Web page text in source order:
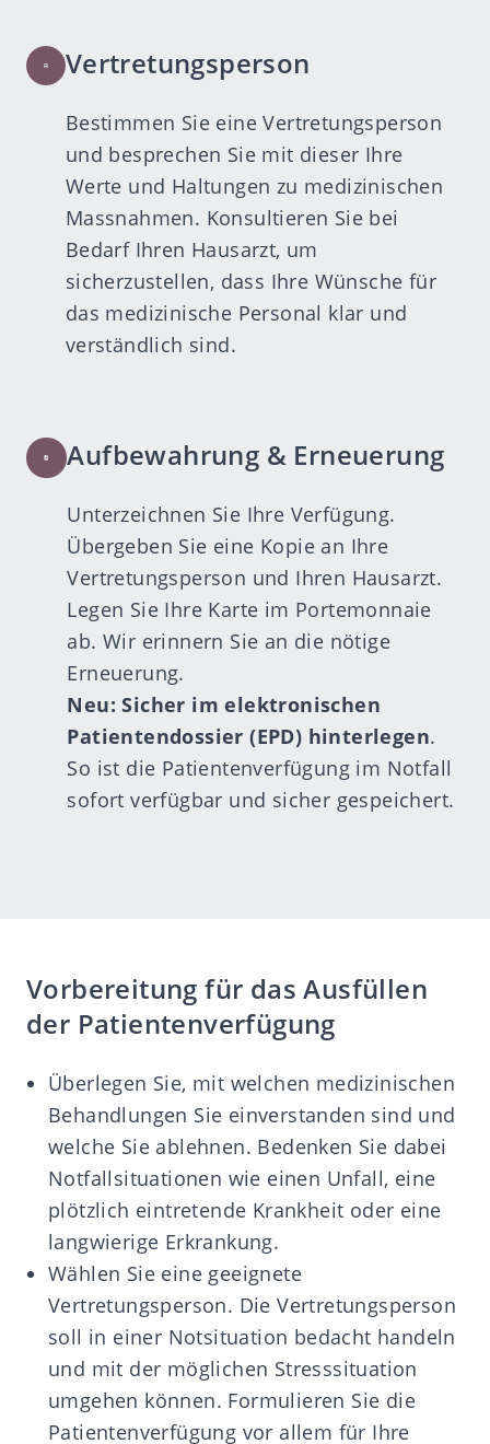
Vertretungsperson
Bestimmen Sie eine Vertretungsperson
und besprechen Sie mit dieser Ihre
Werte und Haltungen zu medizinischen
Massnahmen. Konsultieren Sie bei
Bedarf Ihren Hausarzt, um
sicherzustellen, dass Ihre Wünsche für
das medizinische Personal klar und
verständlich sind.
Aufbewahrung & Erneuerung
Unterzeichnen Sie Ihre Verfügung.
Übergeben Sie eine Kopie an Ihre
Vertretungsperson und Ihren Hausarzt.
Legen Sie Ihre Karte im Portemonnaie
ab. Wir erinnern Sie an die nötige
Erneuerung.
Neu: Sicher imelektronischen
Patientendossier (EPD) hinterlegen.
So ist die Patientenverfügung im Notfall
sofort verfügbar und sicher gespeichert.
Vorbereitung für das Ausfüllen
der Patientenverfügung
Überlegen Sie, mit welchen medizinischen
Behandlungen Sie einverstanden sind und
welche Sie ablehnen. Bedenken Sie dabei
Notfallsituationen wie einen Unfall, eine
plötzlich eintretende Krankheit oder eine
langwierige Erkrankung.
Wählen Sie eine geeignete
Vertretungsperson. Die Vertretungsperson
soll in einer Notsituation bedacht handeln
und mit der möglichen Stresssituation
umgehen können. Formulieren Sie die
Patientenverfügung vor allem für Ihre